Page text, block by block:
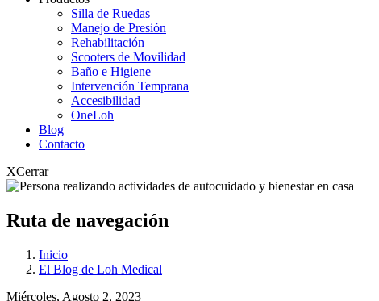
Silla de Ruedas
Manejo de Presión
Rehabilitación
Scooters de Movilidad
Baño e Higiene
Intervención Temprana
Accesibilidad
OneLoh
Blog
Contacto
XCerrar
Ruta de navegación
Inicio
El Blog de Loh Medical
Miércoles, Agosto 2, 2023